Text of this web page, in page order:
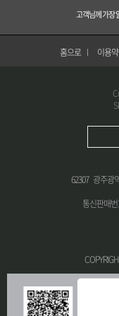
고객님께 가장
홈으로 이용
62307 광주광
통신판매